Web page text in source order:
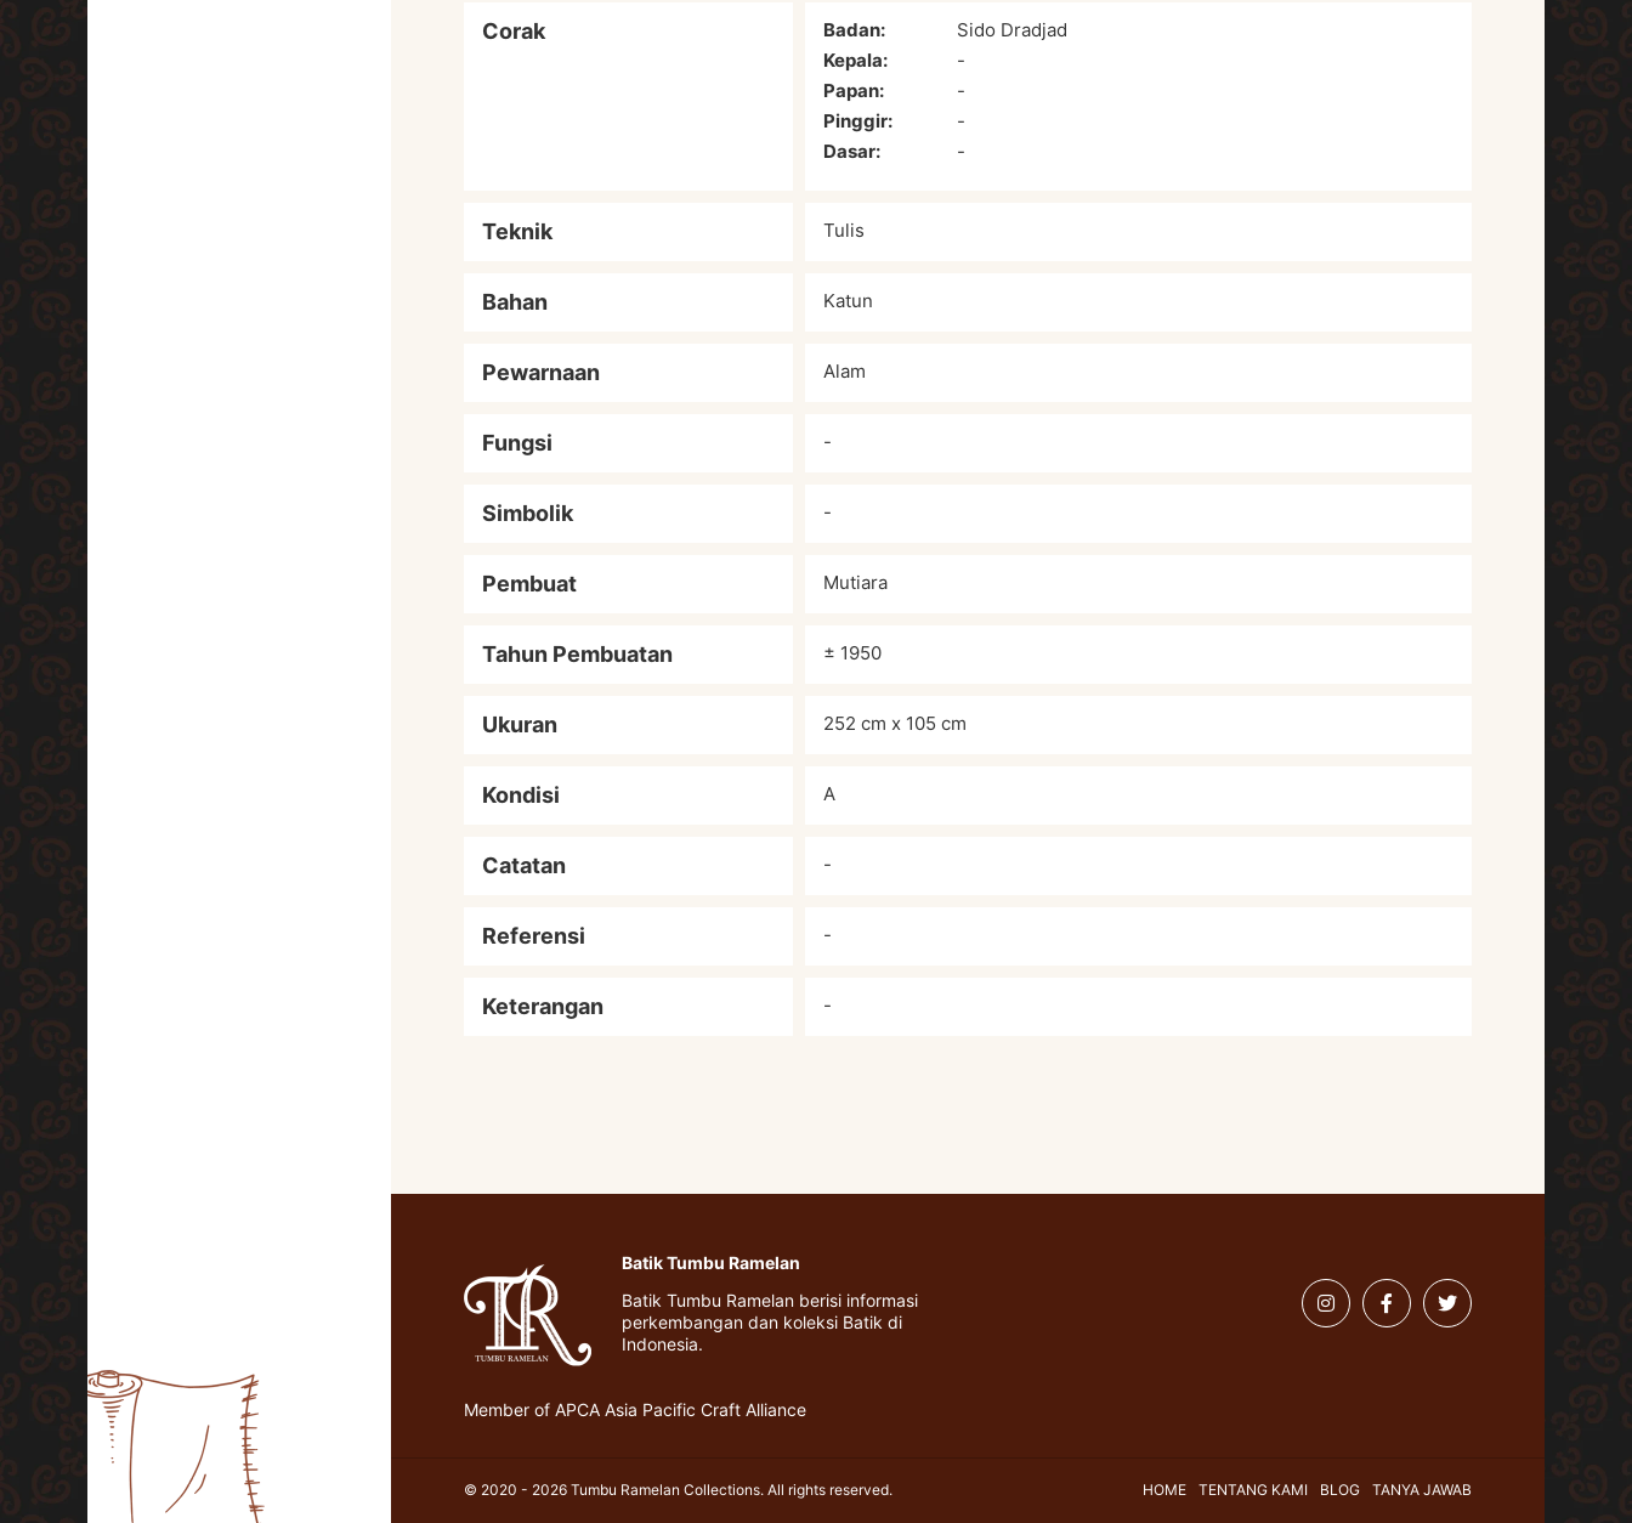
Corak Badan:
Sido Dradjad
Kepala:
-
Papan:
-
Pinggir:
-
Dasar:
-
Teknik Tulis
Bahan Katun
Pewarnaan Alam
Fungsi -
Simbolik -
Pembuat Mutiara
Tahun Pembuatan ± 1950
Ukuran 252 cm x 105 cm
Kondisi A
Catatan -
Referensi -
Keterangan -
Batik Tumbu Ramelan
Batik Tumbu Ramelan berisi informasi
perkembangan dan koleksi Batik di
Indonesia.
Member of APCA Asia Pacific Craft Alliance
© 2020 - 2026 Tumbu Ramelan Collections. All rights reserved. HOME TENTANG KAMI BLOG TANYA JAWAB